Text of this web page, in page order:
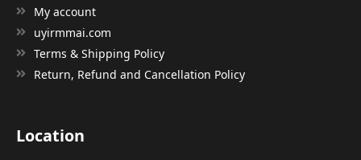
My account
uyirmmai.com
Terms & Shipping Policy
Return, Refund and Cancellation Policy
Location